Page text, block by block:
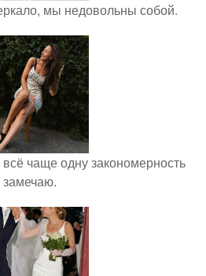
мы недовольны собой.
чаще одну закономерность
замечаю.